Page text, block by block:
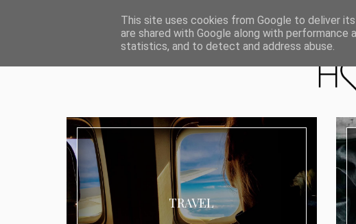
ABOUT I MEDIA & PR IMPRESSUM DATENSCHUTZ KATEGORIEN
TRAVEL
This site uses cookies from Google to deliver
are shared with Google along with
statistics, and to detect and address abuse.